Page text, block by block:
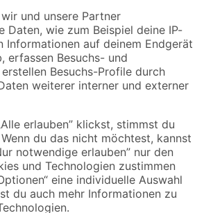
Versandarten